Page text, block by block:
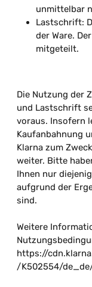
unmittelbar
Lastschrift:
der Ware.
mitgeteilt.
Die Nutzung der
und Lastschrift
voraus. Insofern
Kaufanbahnung
Klarna zum
weiter. Bitte
Ihnen nur
aufgrund der
sind.
Weitere
https://
/K502554/